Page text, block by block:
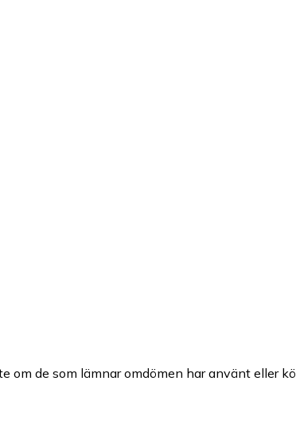
om de som lämnar omdömen har använt eller